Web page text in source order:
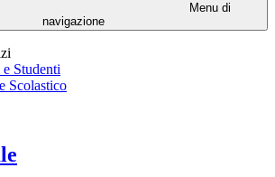
Menu di
navigazione
Studenti
Scolastico